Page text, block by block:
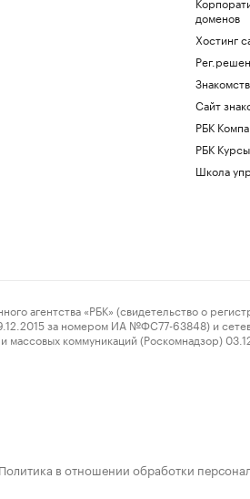
доменов
Хостинг
Сайт
РБК
РБК Курсы
Школа
«РБК» (свидетельство о
за номером ИА №ФС77-63848) и
коммуникаций (Роскомнадзор)
Политика в отношении обработки